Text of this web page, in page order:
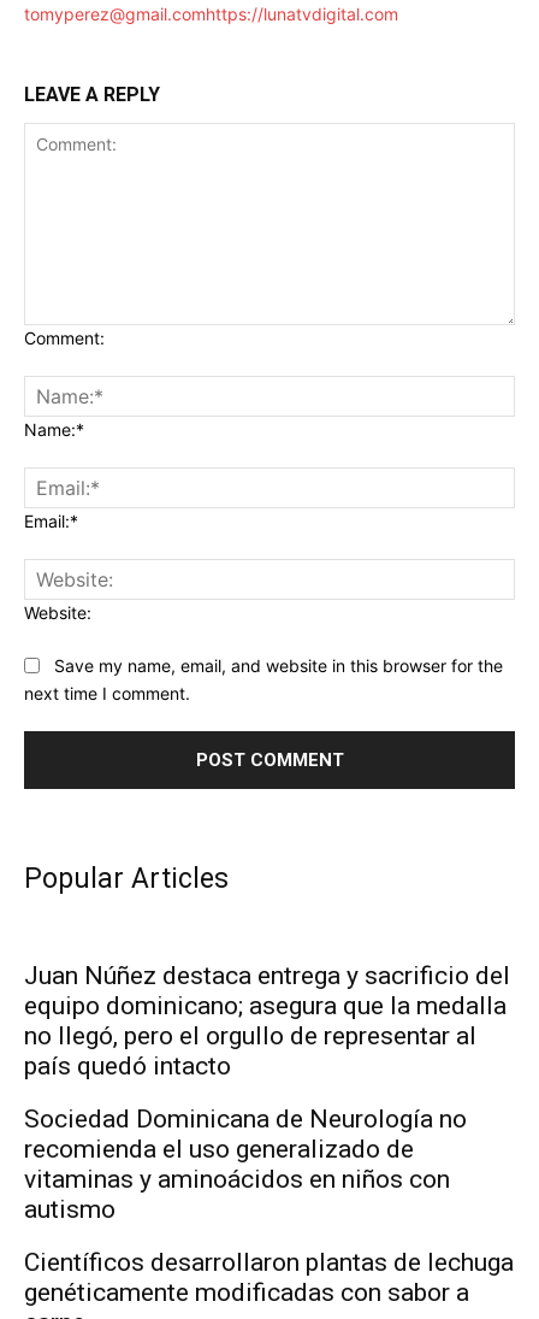
tomyperez@gmail.comhttps://lunatvdigital.com
LEAVE A REPLY
Comment:
Name:*
Email:*
Website:
Save my name, email, and website in this browser for the
next time I comment.
Popular Articles
Juan Núñez destaca entrega y sacrificio del
equipo dominicano; asegura que la medalla
no llegó, pero el orgullo de representar al
país quedó intacto
Sociedad Dominicana de Neurología no
recomienda el uso generalizado de
vitaminas y aminoácidos en niños con
autismo
Científicos desarrollaron plantas de lechuga
genéticamente modificadas con sabor a